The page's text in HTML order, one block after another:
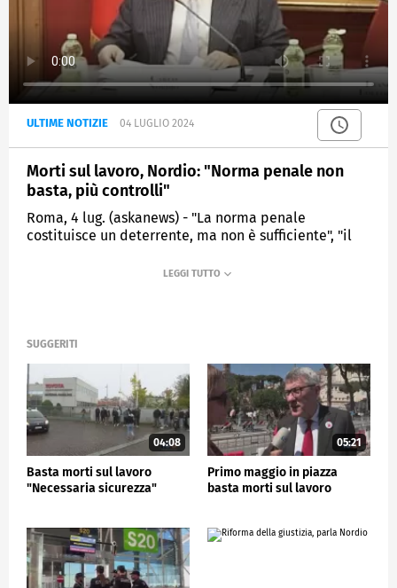
ULTIME NOTIZIE 04 LUGLIO 2024
Morti sul lavoro, Nordio: "Norma penale non
basta, più controlli"
Roma, 4 lug. (askanews) - "La norma penale
costituisce un deterrente, ma non è sufficiente", "il
assolutamente potenziare i controlli". Lo ha detto il
la punizione del colpevole che potrà far rivivere la
bisogna intervenire prima che accadono gli
incidenti.
POLITICA
SUGGERITI
04:08
Basta morti sul lavoro
"Necessaria sicurezza"
05:21
Primo maggio in piazza
basta morti sul lavoro